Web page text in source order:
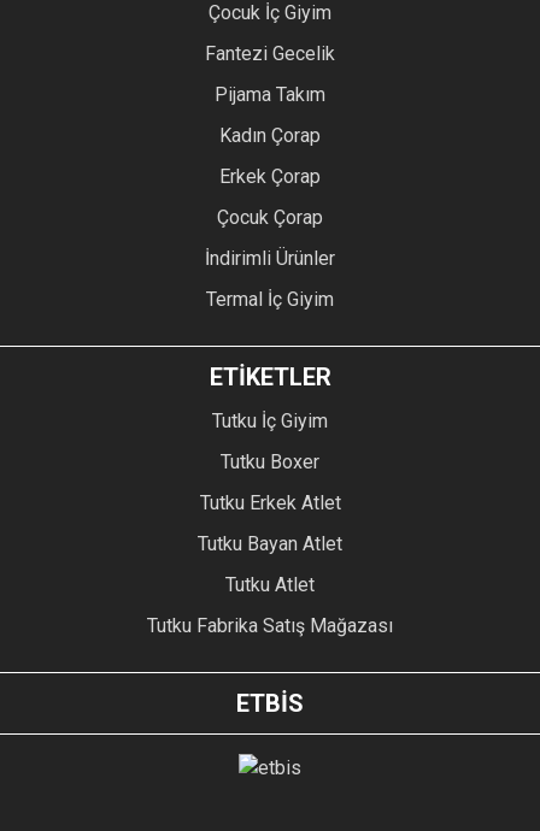
Çocuk İç Giyim
Fantezi Gecelik
Pijama Takım
Kadın Çorap
Erkek Çorap
Çocuk Çorap
İndirimli Ürünler
Termal İç Giyim
ETİKETLER
Tutku İç Giyim
Tutku Boxer
Tutku Erkek Atlet
Tutku Bayan Atlet
Tutku Atlet
Tutku Fabrika Satış Mağazası
ETBİS